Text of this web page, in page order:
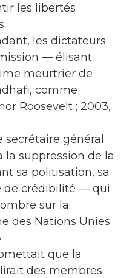
les libertés
les dictateurs
— élisant
meurtrier de
comme
Roosevelt ; 2003,
secrétaire général
la suppression de la
sa politisation, sa
de crédibilité — qui
sur la
des Nations Unies
que la
des membres